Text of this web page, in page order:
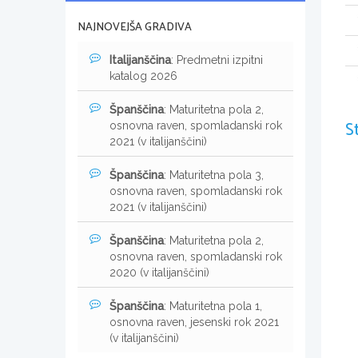
NAJNOVEJŠA GRADIVA
Italijanščina: Predmetni izpitni
katalog 2026
Španščina: Maturitetna pola 2,
osnovna raven, spomladanski rok
2021 (v italijanščini)
Španščina: Maturitetna pola 3,
osnovna raven, spomladanski rok
2021 (v italijanščini)
Španščina: Maturitetna pola 2,
osnovna raven, spomladanski rok
2020 (v italijanščini)
Španščina: Maturitetna pola 1,
osnovna raven, jesenski rok 2021
(v italijanščini)